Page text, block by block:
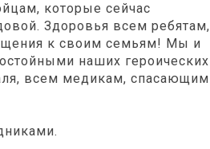
которые сейчас
Здоровья всем ребятам,
к своим семьям! Мы и
наших героических
всем медикам, спасающим